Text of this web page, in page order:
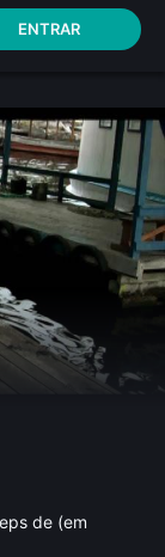
ENTRAR
de (em